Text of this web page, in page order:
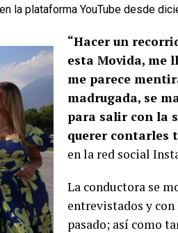
la plataforma YouTube desde
“Hacer un
esta Movida, me
me parece
madrugada, se
para salir con la
querer contarles
en la red social
La conductora se
entrevistados y
pasado; así como